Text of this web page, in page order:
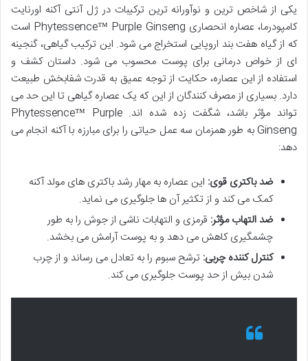
یکی از شاخص ترین و نوآورانه ترین ترکیبات در ژل آنتی آکنه اورنایت
کامپودرما، عصاره انحصاری Phytessence™ Purple Ginseng است
که از گیاه هفت بند اروپایی استخراج می شود. این ترکیب گیاهی، گنجینه
ای از خواص درمانی برای پوست محسوب می شود. داستان کشف و
استفاده از این عصاره، حکایت از توجه عمیق به قدرت شفابخش طبیعت
دارد. بسیاری از مصرف کنندگان از این که یک عصاره گیاهی تا این حد می
تواند مؤثر باشد، شگفت زده شده اند. Phytessence™ Purple
Ginseng به طور همزمان سه عمل حیاتی را برای مبارزه با آکنه انجام می
دهد:
ضد باکتری قوی: این عصاره به مهار رشد باکتری های مولد آکنه
کمک می کند و از تکثیر آن ها جلوگیری می نماید.
ضد التهاب مؤثر: قرمزی و التهابات ناشی از جوش را به طور
چشمگیری کاهش می دهد و به پوست آرامش می بخشد.
کنترل کننده چربی: ترشح سبوم را به تعادل می رساند و از چرب
شدن بیش از حد پوست جلوگیری می کند.